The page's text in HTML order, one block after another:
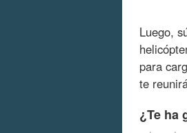
Luego,
para
te
¿Te ha